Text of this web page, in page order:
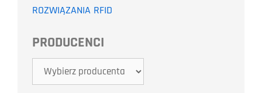
ROZWIĄZANIA RFID
PRODUCENCI